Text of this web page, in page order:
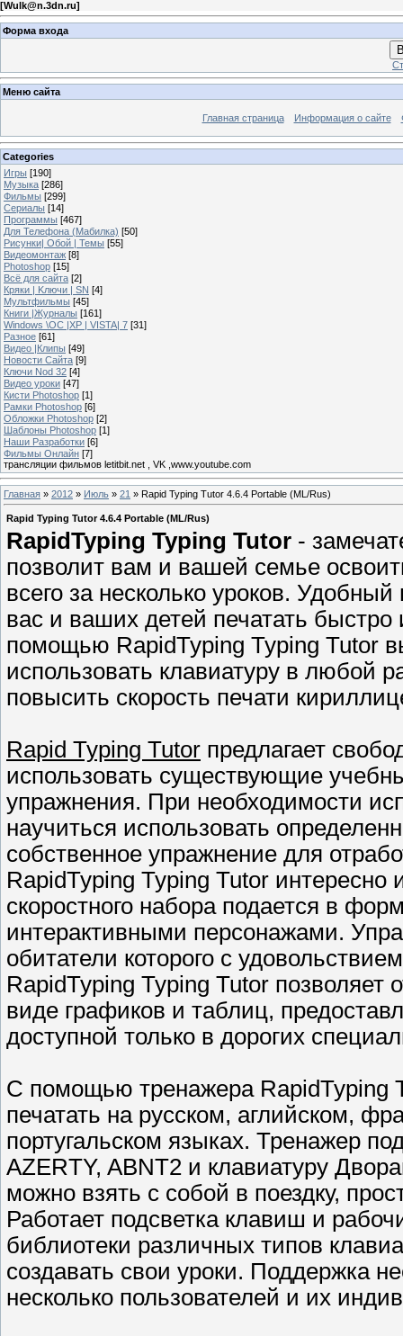
[Wulk@n.3dn.ru]
Форма входа
Меню сайта
Главная страница Информация о сайте
Categories
Игры [190]
Музыка [286]
Фильмы [299]
Сериалы [14]
Программы [467]
Для Телефона (Мабилка) [50]
Рисунки| Обой | Темы [55]
Видеомонтаж [8]
Photoshop [15]
Всё для сайта [2]
Кряки | Kлючи | SN [4]
Мультфильмы [45]
Книги |Журналы [161]
Windows \OC |XP | VISTA| 7 [31]
Разное [61]
Видео |Клипы [49]
Новости Сайта [9]
Ключи Nod 32 [4]
Видео уроки [47]
Кисти Photoshop [1]
Рамки Photoshop [6]
Обложки Photoshop [2]
Шаблоны Photoshop [1]
Наши Разработки [6]
Фильмы Онлайн [7]
трансляции фильмов letitbit.net , VK ,www.youtube.com
Главная » 2012 » Июль » 21 » Rapid Typing Tutor 4.6.4 Portable (ML/Rus)
Rapid Typing Tutor 4.6.4 Portable (ML/Rus)
RapidTyping Typing Tutor -
позволит вам и вашей семье
всего за несколько уроков.
вас и ваших детей печатать
помощью RapidTyping Typing Tutor
использовать клавиатуру в любой
повысить скорость печати
Rapid Typing Tutor предлагает
использовать существующие
упражнения. При необходимости
научиться использовать
собственное упражнение для
RapidTyping Typing Tutor
скоростного набора подается в
интерактивными персонажами.
обитатели которого с
RapidTyping Typing Tutor позволяет
виде графиков и таблиц,
доступной только в дорогих
С помощью тренажера RapidTyping
печатать на русском, аглийском,
португальском языках. Тренажер
AZERTY, ABNT2 и клавиатуру
можно взять с собой в поездку,
Работает подсветка клавиш и
библиотеки различных типов
создавать свои уроки. Поддержка
несколько пользователей и их